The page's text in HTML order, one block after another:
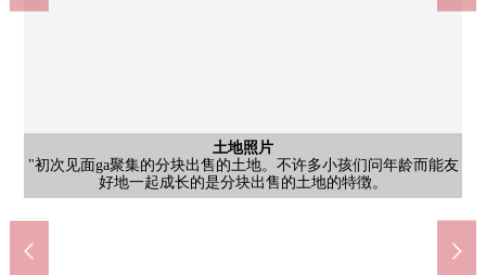
土地照片
"初次见面ga聚集的分块出售的土地。不许多小孩们问年龄而能友
好地一起成长的是分块出售的土地的特徴。
土地照片
清静的住宅区的第一类低层住宅专用区。
风景
步行到小学约3分钟。步行到超市约10分钟。
土地照片
以低层的独栋住宅为中心的街景有条不紊继续，因为高的建筑物
没正建起来所以周围得天独厚具有采光以及开放，空是感到广泛
地绿化多的清静的趣味的环境。
土地照片
清静的住宅区的第一类低层住宅专用区。良好的景观被历时建筑
物的建蔽率以及容积率，将来保持。
土地照片
步行到公交站约6分钟。
含有前面道路的外观
西侧道路。约6m的开发道路。因为是不建成通道的开发道路所以
居民以外的车以及人的闯入少，并且安全。
含有前面道路的外观
西侧道路。幅员约6m的确保宽松的道路宽度的街景。
峰会商店新座片山店(约800m)
doragguseimusu新座片山3丁目商店(约450m)
全家便利店西大泉4丁目商店(约550m)
练马区立大泉西小学(约170m)
练马区立大泉西中学校(约1250m)
泷岛医院(约450m)
西大泉樱花绿地(约760m)
练马区立久保新田拳头公园(约490m)
久保新田银杏休息的森(约130m)